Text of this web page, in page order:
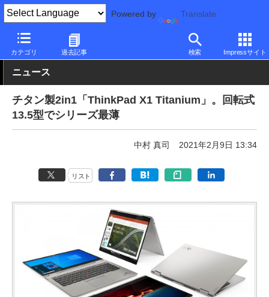
Powered by Translate
カテゴリ 過去記事 検索 Impressサイト
PC Watch パソコン/タブレット/スマートフォン ThinkPad
ニュース
チタン製2in1「ThinkPad X1 Titanium」。回転式
13.5型でシリーズ最薄
中村 真司 2021年2月9日 13:34
リスト